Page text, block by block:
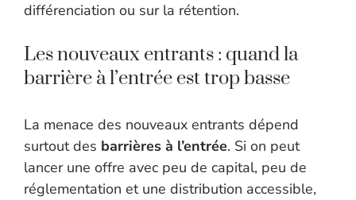
différenciation ou sur la rétention.
Les nouveaux entrants : quand la
barrière à l’entrée est trop basse
La menace des nouveaux entrants dépend
surtout des barrières à l’entrée. Si on peut
lancer une offre avec peu de capital, peu de
réglementation et une distribution accessible,